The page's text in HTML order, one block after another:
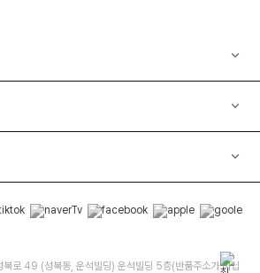
로 49 (성북동, 운석빌딩) 운석빌딩 5층(반품주소가 아닙